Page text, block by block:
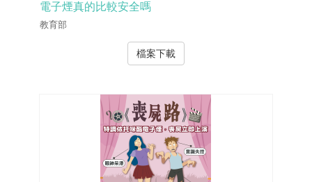
電子煙真的比較安全嗎
教育部
檔案下載